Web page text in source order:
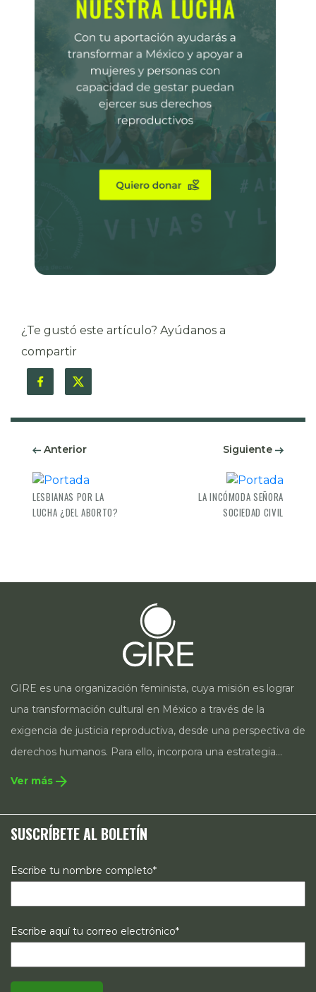
¿Te gustó este artículo? Ayúdanos a
compartir
Anterior
LESBIANAS POR LA
LUCHA ¿DEL ABORTO?
Siguiente
LA INCÓMODA SEÑORA
SOCIEDAD CIVIL
GIRE es una organización feminista, cuya misión es lograr
una transformación cultural en México a través de la
exigencia de justicia reproductiva, desde una perspectiva de
derechos humanos. Para ello, incorpora una estrategia
estrategias de comunicación e investigación sobre el
estado de los derechos reproductivos en México.
Ver más arrow_forward
SUSCRÍBETE AL BOLETÍN
Escribe tu nombre completo*
Escribe aquí tu correo electrónico*